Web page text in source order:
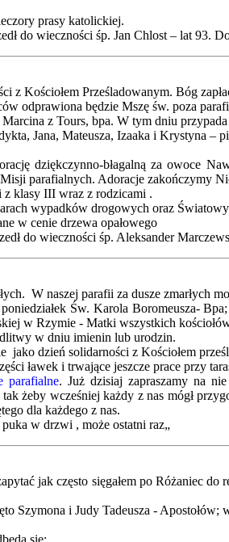
prasy katolickiej.
do wieczności śp. Jan Chlost – lat 93.
Kościołem Prześladowanym. Bóg
odprawiona będzie Mszę św. poza
z Tours, bpa. W tym dniu
Jana, Mateusza, Izaaka i Krystyna –
dziękczynno-błagalną za owoce
parafialnych. Adoracje zakończymy
z klasy III wraz z rodzicami .
wypadków drogowych oraz
w cenie drzewa opałowego
do wieczności śp. Aleksander
W naszej parafii za dusze
Św. Karola Boromeusza-
w Rzymie - Matki wszystkich
w dniu imienin lub urodzin.
jako dzień solidarności z Kościołem
ławek i trwające jeszcze prace przy
parafialne. Już dzisiaj zapraszamy na
żeby wcześniej każdy z nas mógł
dla każdego z nas.
w drzwi , może ostatni raz„
jak często sięgałem po Różaniec
Szymona i Judy Tadeusza - Apostołów;